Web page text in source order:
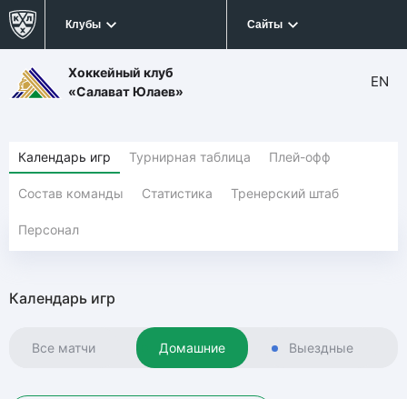
Клубы Сайты
Хоккейный клуб
«Салават Юлаев»
EN
Календарь игр Турнирная таблица Плей-офф
Состав команды Статистика Тренерский штаб
Персонал
Календарь игр
Все матчи Домашние Выездные